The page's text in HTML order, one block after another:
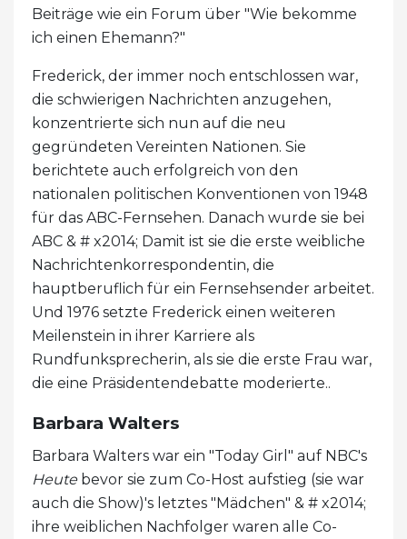
Beiträge wie ein Forum über "Wie bekomme
ich einen Ehemann?"
Frederick, der immer noch entschlossen war,
die schwierigen Nachrichten anzugehen,
konzentrierte sich nun auf die neu
gegründeten Vereinten Nationen. Sie
berichtete auch erfolgreich von den
nationalen politischen Konventionen von 1948
für das ABC-Fernsehen. Danach wurde sie bei
ABC & # x2014; Damit ist sie die erste weibliche
Nachrichtenkorrespondentin, die
hauptberuflich für ein Fernsehsender arbeitet.
Und 1976 setzte Frederick einen weiteren
Meilenstein in ihrer Karriere als
Rundfunksprecherin, als sie die erste Frau war,
die eine Präsidentendebatte moderierte..
Barbara Walters
Barbara Walters war ein "Today Girl" auf NBC's
Heute bevor sie zum Co-Host aufstieg (sie war
auch die Show)'s letztes "Mädchen" & # x2014;
ihre weiblichen Nachfolger waren alle Co-